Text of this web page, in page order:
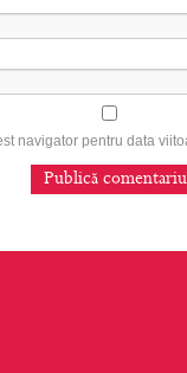
navigator pentru data